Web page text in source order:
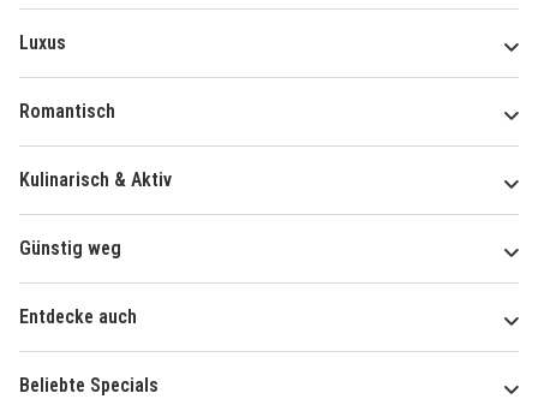
Luxus
Romantisch
Kulinarisch & Aktiv
Günstig weg
Entdecke auch
Beliebte Specials